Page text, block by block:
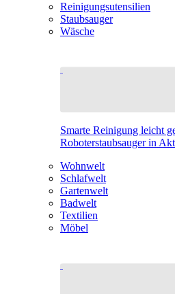
Reinigungsutensilien
Staubsauger
Wäsche
Smarte Reinigung leicht
Roboterstaubsauger in
Wohnwelt
Schlafwelt
Gartenwelt
Badwelt
Textilien
Möbel